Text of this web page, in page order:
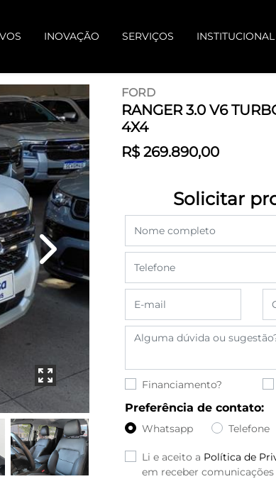
INOVAÇÃO SERVIÇOS INSTITUCIONAL
FORD
RANGER 3.0 V6
4X4
R$ 269.890,00
Solicitar
Financiamento?
Preferência de contato:
Whatsapp Telefone
Li e aceito a Política de
em receber comunicações
Next